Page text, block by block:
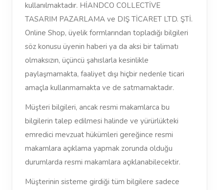
kullanılmaktadır. HİANDCO COLLECTİVE
TASARIM PAZARLAMA ve DIŞ TİCARET LTD. ŞTİ.
Online Shop, üyelik formlarından topladığı bilgileri
söz konusu üyenin haberi ya da aksi bir talimatı
olmaksızın, üçüncü şahıslarla kesinlikle
paylaşmamakta, faaliyet dışı hiçbir nedenle ticari
amaçla kullanmamakta ve de satmamaktadır.
Müşteri bilgileri, ancak resmi makamlarca bu
bilgilerin talep edilmesi halinde ve yürürlükteki
emredici mevzuat hükümleri gereğince resmi
makamlara açıklama yapmak zorunda olduğu
durumlarda resmi makamlara açıklanabilecektir.
Müşterinin sisteme girdiği tüm bilgilere sadece